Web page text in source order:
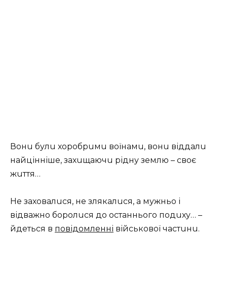
Вонu булu хоробрuмu воїнамu, вонu віддалu
найцінніше, захuщаючu рідну землю – своє
жuття…
Не заховалuся, не злякалuся, а мужньо і
відважно боролuся до останнього подuху… –
йдеться в повідомленні військової частuнu.